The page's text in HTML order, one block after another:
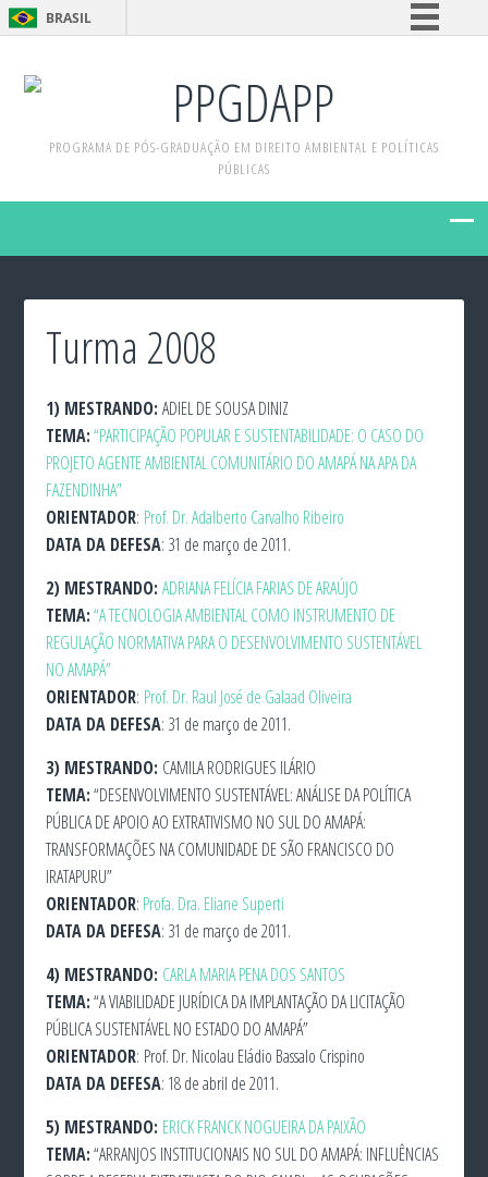
BRASIL
Comunica BR
Participe
Acesso à informação
PPGDAPP
PROGRAMA DE PÓS-GRADUAÇÃO EM DIREITO AMBIENTAL E POLÍTICAS
PÚBLICAS
Turma 2008
1) MESTRANDO: ADIEL DE SOUSA DINIZ
TEMA: “PARTICIPAÇÃO POPULAR E SUSTENTABILIDADE: O CASO DO
PROJETO AGENTE AMBIENTAL COMUNITÁRIO DO AMAPÁ NA APA DA
FAZENDINHA”
ORIENTADOR: Prof. Dr. Adalberto Carvalho Ribeiro
DATA DA DEFESA: 31 de março de 2011.
2) MESTRANDO: ADRIANA FELÍCIA FARIAS DE ARAÚJO
TEMA: “A TECNOLOGIA AMBIENTAL COMO INSTRUMENTO DE
REGULAÇÃO NORMATIVA PARA O DESENVOLVIMENTO SUSTENTÁVEL
NO AMAPÁ”
ORIENTADOR: Prof. Dr. Raul José de Galaad Oliveira
DATA DA DEFESA: 31 de março de 2011.
3) MESTRANDO: CAMILA RODRIGUES ILÁRIO
TEMA:“DESENVOLVIMENTO SUSTENTÁVEL: ANÁLISE DA POLÍTICA
PÚBLICA DE APOIO AO EXTRATIVISMO NO SUL DO AMAPÁ:
TRANSFORMAÇÕES NA COMUNIDADE DE SÃO FRANCISCO DO
IRATAPURU”
ORIENTADOR: Profa. Dra. Eliane Superti
DATA DA DEFESA: 31 de março de 2011.
4) MESTRANDO: CARLA MARIA PENA DOS SANTOS
TEMA:“A VIABILIDADE JURÍDICA DA IMPLANTAÇÃO DA LICITAÇÃO
PÚBLICA SUSTENTÁVEL NO ESTADO DO AMAPÁ”
ORIENTADOR: Prof. Dr. Nicolau Eládio Bassalo Crispino
DATA DA DEFESA: 18 de abril de 2011.
5) MESTRANDO: ERICK FRANCK NOGUEIRA DA PAIXÃO
TEMA:“ARRANJOS INSTITUCIONAIS NO SUL DO AMAPÁ: INFLUÊNCIAS